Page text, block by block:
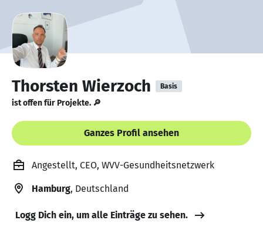
Thorsten Wierzoch Basis
ist offen für Projekte. 🔎
Ganzes Profil ansehen
Angestellt, CEO, WVV-Gesundheitsnetzwerk
Hamburg, Deutschland
Logg Dich ein, um alle Einträge zu sehen.